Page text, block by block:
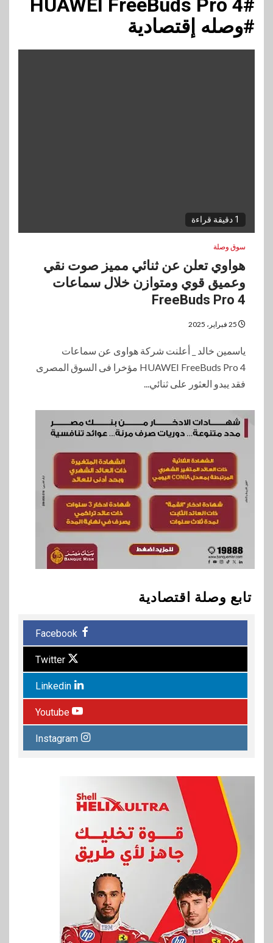
#HUAWEI FreeBuds Pro 4
#وصله إقتصادية
1 دقيقة قراءة
سوق وصلة
هواوي تعلن عن ثنائي مميز صوت نقي
وعميق قوي ومتوازن خلال سماعات
FreeBuds Pro 4
ياسمين خالد _ أعلنت شركة هواوى عن سماعات
HUAWEI FreeBuds Pro 4 مؤخرا فى السوق المصرى
فقد يبدو العثور على ثنائي...
تابع وصلة اقتصادية
Facebook
Twitter
Linkedin
Youtube
Instagram